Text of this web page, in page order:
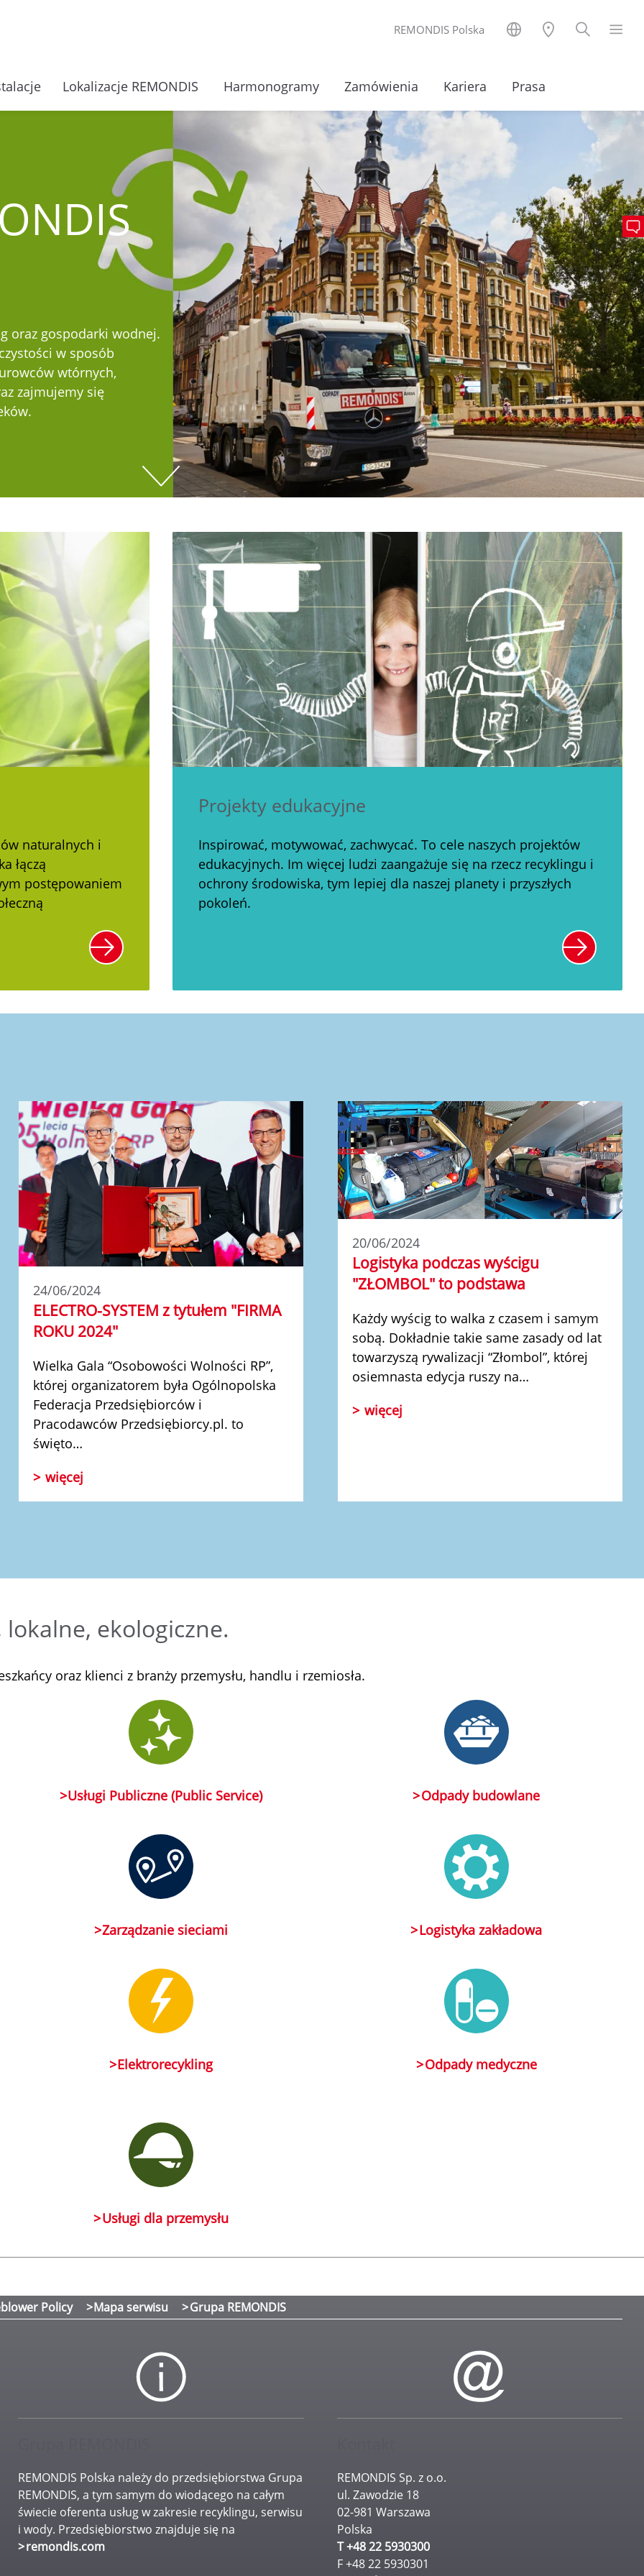
REMONDIS Polska
Lokalizacje REMONDIS Harmonogramy Zamówienia Kariera Prasa
oraz gospodarki wodnej.
w sposób
wtórnych,
zajmujemy się
naturalnych i
łączą
postępowaniem
Projekty edukacyjne
Inspirować, motywować, zachwycać. To cele naszych projektów
edukacyjnych. Im więcej ludzi zaangażuje się na rzecz recyklingu i
ochrony środowiska, tym lepiej dla naszej planety i przyszłych
pokoleń.
24/06/2024
ELECTRO-SYSTEM z tytułem "FIRMA
ROKU 2024"
Wielka Gala “Osobowości Wolności RP”,
której organizatorem była Ogólnopolska
Federacja Przedsiębiorców i
Pracodawców Przedsiębiorcy.pl. to
święto…
więcej
20/06/2024
Logistyka podczas wyścigu
"ZŁOMBOL" to podstawa
Każdy wyścig to walka z czasem i samym
sobą. Dokładnie takie same zasady od lat
towarzyszą rywalizacji “Złombol”, której
osiemnasta edycja ruszy na…
więcej
lokalne, ekologiczne.
oraz klienci z branży przemysłu, handlu i rzemiosła.
Usługi Publiczne (Public Service) Odpady budowlane
Zarządzanie sieciami Logistyka zakładowa
Elektrorecykling Odpady medyczne
Usługi dla przemysłu
Policy Mapa serwisu Grupa REMONDIS
REMONDIS Polska należy do przedsiębiorstwa Grupa
REMONDIS, a tym samym do wiodącego na całym
świecie oferenta usług w zakresie recyklingu, serwisu
i wody. Przedsiębiorstwo znajduje się na
remondis.com
REMONDIS Sp. z o.o.
ul. Zawodzie 18
02-981 Warszawa
Polska
T +48 22 5930300
F +48 22 5930301